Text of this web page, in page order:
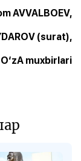
AVVALBOEV,
(surat),
O‘zA muxbirlari